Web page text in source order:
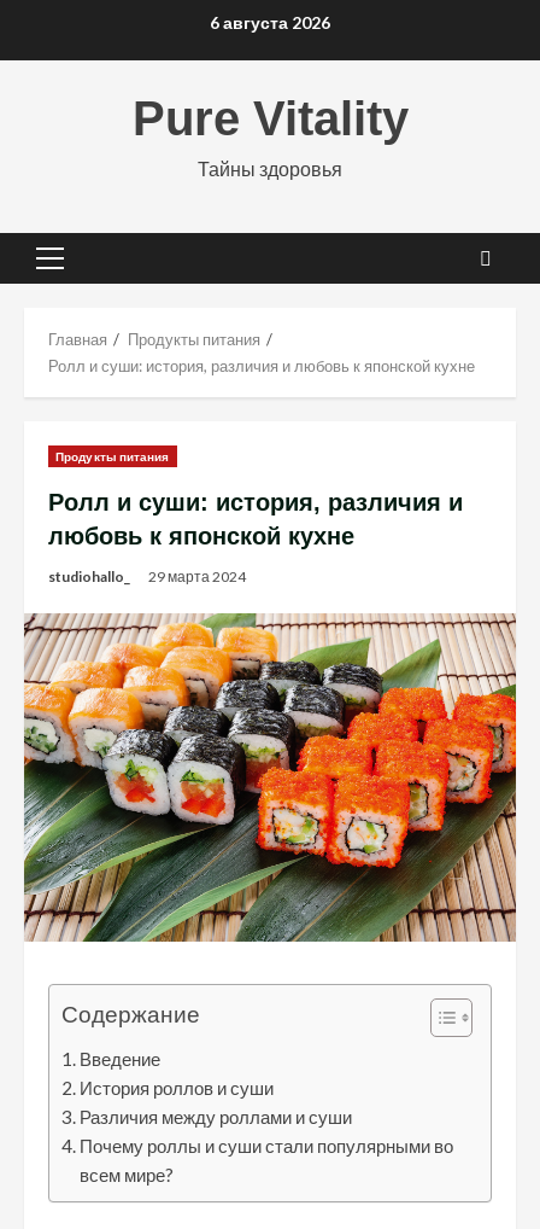
6 августа 2026
Pure Vitality
Тайны здоровья
Основное
Главная
Продукты питания
Ролл и суши: история, различия и любовь к японской кухне
Продукты питания
Ролл и суши: история, различия и
любовь к японской кухне
studiohallo_ 29 марта 2024
Содержание
Введение
История роллов и суши
Различия между роллами и суши
Почему роллы и суши стали популярными во
всем мире?